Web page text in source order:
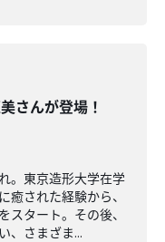
さんが登場！
。東京造形大学在学
癒された経験から、
スタート。その後、
、さまざま...